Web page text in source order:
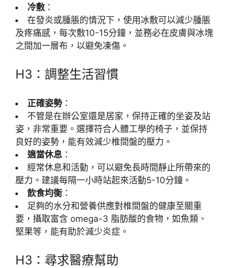
冷敷 ：
在發炎或腫脹的情況下，使用冰敷可以減少腫脹
及疼痛感，每次敷10-15分鐘，並務必在皮膚與冰塊
之間加一層布，以避免凍傷。
H3：調整生活習慣
正確姿勢：
不管是在辦公室還是居家，保持正確的坐姿及站
姿，非常重要。選擇符合人體工學的椅子，並保持
良好的姿勢，能有效減少椎間盤的壓力。
適當休息 ：
經常休息和活動，可以避免長時間靜止所帶來的
壓力。建議每隔一小時站起來活動5-10分鐘。
飲食均衡 ：
足夠的水分和營養供應對椎間盤的健康至關重
要，攝取富含 omega-3 脂肪酸的食物，如魚類、
堅果等，能有助於減少炎症。
H3：尋求醫療幫助